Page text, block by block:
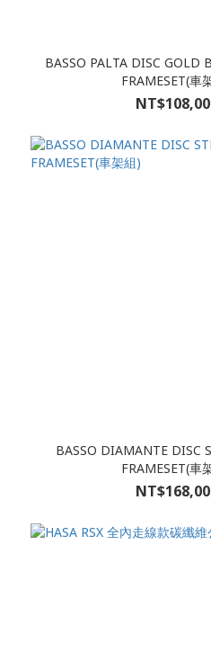
BASSO PALTA DISC GOLD
FRAMESET(車
BASSO DIAMANTE DISC
FRAMESET(車